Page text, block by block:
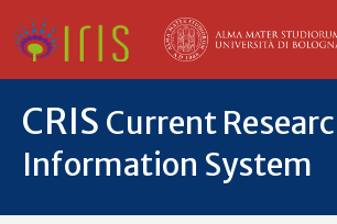
CRIS Current
Information System